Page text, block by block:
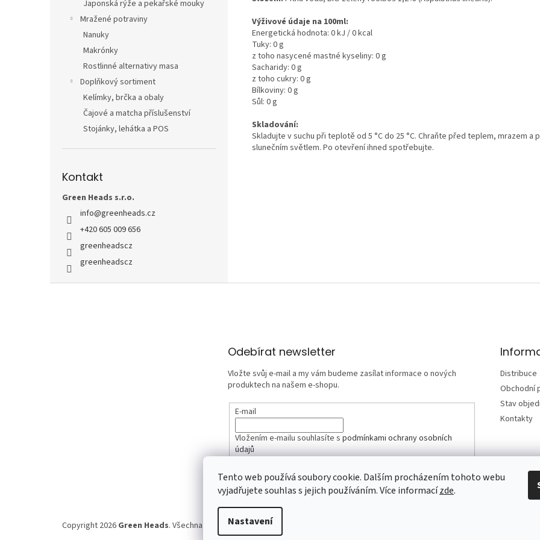
Tento web používá soubory cookie. Dalším procházením tohoto webu
vyjadřujete souhlas s jejich používáním. Více informacízde.
Nastavení
Japonská rýže a pekařské mouky
Mražené potraviny
Nanuky
Makrónky
Rostlinné alternativy masa
Doplňkový sortiment
Kelímky, brčka a obaly
Čajové a matcha příslušenství
Stojánky, lehátka a POS
Kontakt
Green Heads s.r.o.
info@greenheads.cz
+420 605 009 656
greenheadscz
greenheadscz
Výživové údaje na 100ml:
Energetická hodnota: 0 kJ / 0 kcal
Tuky: 0 g
z toho nasycené mastné kyseliny: 0 g
Sacharidy: 0 g
z toho cukry: 0 g
Bílkoviny: 0 g
Sůl: 0g
Skladování:
Skladujte v suchu při teplotě od 5 °C do 25 °C. Chraňte před teplem, mrazem a
slunečním světlem. Po otevření ihned spotřebujte.
Odebírat newsletter
Vložte svůj e-mail a my vám budeme zasílat informace o nových
produktech na našem e-shopu.
E-mail
Vložením e-mailu souhlasíte s podmínkami ochrany osobních
údajů
PŘIHLÁSIT SE
Distribuce
Obchodní
Stav
Kontakty
Copyright 2026 Green Heads. Všechna práva vyhrazena.